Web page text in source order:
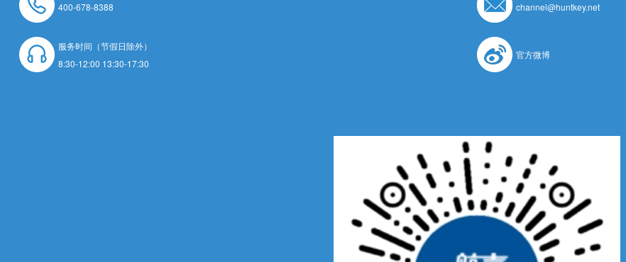
400-678-8388 channel@huntkey.net
服务时间（节假日除外）
8:30-12:00 13:30-17:30
官方微博